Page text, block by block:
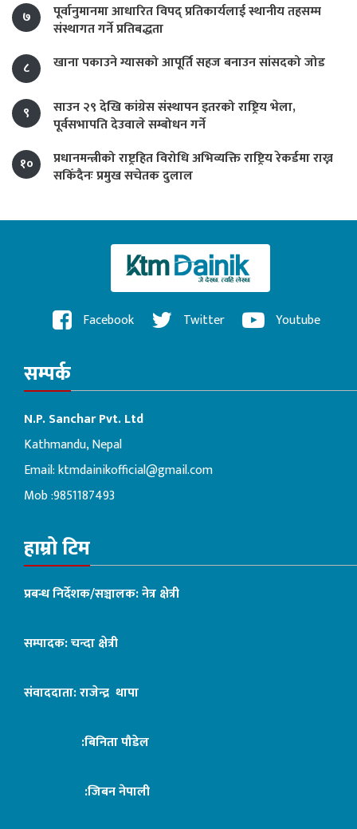
७
पूर्वानुमानमा आधारित विपद् प्रतिकार्यलाई स्थानीय तहसम्म
संस्थागत गर्ने प्रतिबद्धता
८
खाना पकाउने ग्यासको आपूर्ति सहज बनाउन सांसदको जोड
९
साउन २९ देखि कांग्रेस संस्थापन इतरको राष्ट्रिय भेला,
पूर्वसभापति देउवाले सम्बोधन गर्ने
१०
प्रधानमन्त्रीको राष्ट्रहित विरोधि अभिव्यक्ति राष्ट्रिय रेकर्डमा राख्न
सकिँदैनः प्रमुख सचेतक दुलाल
Facebook Twitter Youtube
सम्पर्क
N.P. Sanchar Pvt. Ltd
Kathmandu, Nepal
Email:ktmdainikofficial@gmail.com
Mob :9851187493
हाम्रो टिम
प्रबन्ध निर्देशक/सञ्चालक: नेत्र क्षेत्री
सम्पादक: चन्दा क्षेत्री
संवाददाता: राजेन्द्र थापा
:बिनिता पौडेल
:जिबन नेपाली